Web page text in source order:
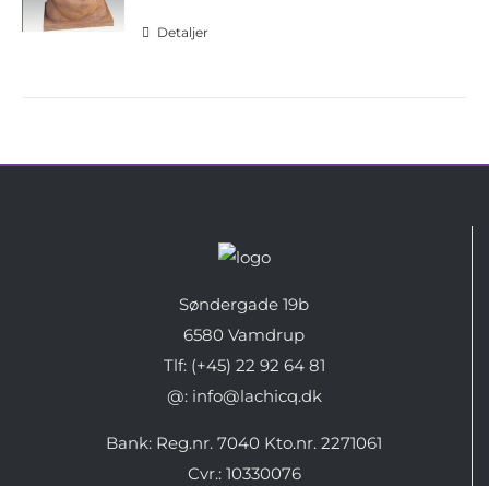
Detaljer
Søndergade 19b
6580 Vamdrup
Tlf: (+45) 22 92 64 81
@: info@lachicq.dk
Bank: Reg.nr. 7040 Kto.nr. 2271061
Cvr.: 10330076